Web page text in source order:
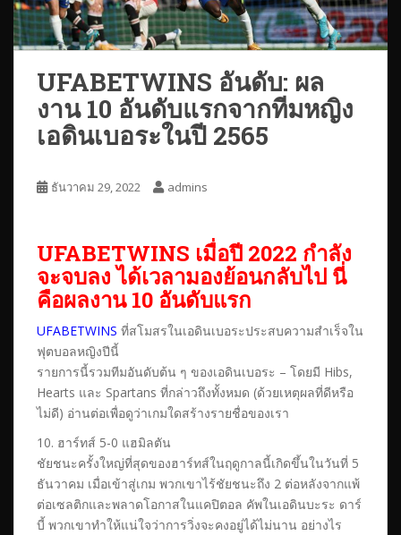
UFABETWINS อันดับ: ผล
งาน 10 อันดับแรกจากทีมหญิง
เอดินเบอระในปี 2565
ธันวาคม 29, 2022 admins
UFABETWINS เมื่อปี 2022 กำลัง
จะจบลง ได้เวลามองย้อนกลับไป นี่
คือผลงาน 10 อันดับแรก
UFABETWINS ที่สโมสรในเอดินเบอระประสบความสำเร็จใน
ฟุตบอลหญิงปีนี้
รายการนี้รวมทีมอันดับต้น ๆ ของเอดินเบอระ – โดยมี Hibs,
Hearts และ Spartans ที่กล่าวถึงทั้งหมด (ด้วยเหตุผลที่ดีหรือ
ไม่ดี) อ่านต่อเพื่อดูว่าเกมใดสร้างรายชื่อของเรา
10. ฮาร์ทส์ 5-0 แฮมิลตัน
ชัยชนะครั้งใหญ่ที่สุดของฮาร์ทส์ในฤดูกาลนี้เกิดขึ้นในวันที่ 5
ธันวาคม เมื่อเข้าสู่เกม พวกเขาไร้ชัยชนะถึง 2 ต่อหลังจากแพ้
ต่อเซลติกและพลาดโอกาสในแคปิตอล คัพในเอดินบะระ ดาร์
บี้ พวกเขาทำให้แน่ใจว่าการวิ่งจะคงอยู่ได้ไม่นาน อย่างไร